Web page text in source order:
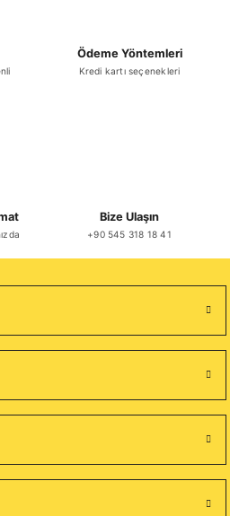
Ödeme Yöntemleri
Kredi kartı seçenekleri
Bize Ulaşın
+90 545 318 18 41